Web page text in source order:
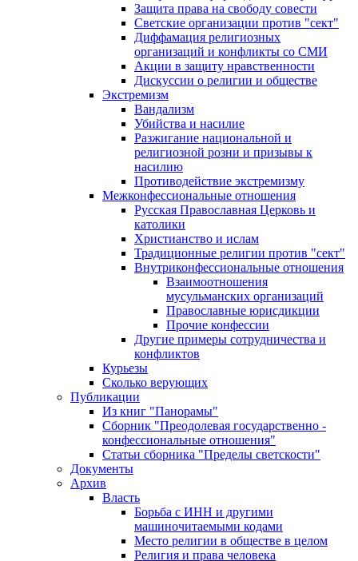
Защита права на свободу совести
Светские организации против "сект"
Диффамация религиозных
организаций и конфликты со СМИ
Акции в защиту нравственности
Дискуссии о религии и обществе
Экстремизм
Вандализм
Убийства и насилие
Разжигание национальной и
религиозной розни и призывы к
насилию
Противодействие экстремизму
Межконфессиональные отношения
Русская Православная Церковь и
католики
Христианство и ислам
Традиционные религии против "сект"
Внутриконфессиональные отношения
Взаимоотношения
мусульманских организаций
Православные юрисдикции
Прочие конфессии
Другие примеры сотрудничества и
конфликтов
Курьезы
Сколько верующих
Публикации
Из книг "Панорамы"
Сборник "Преодолевая государственно -
конфессиональные отношения"
Статьи сборника "Пределы светскости"
Документы
Архив
Власть
Борьба с ИНН и другими
машиночитаемыми кодами
Место религии в обществе в целом
Религия и права человека